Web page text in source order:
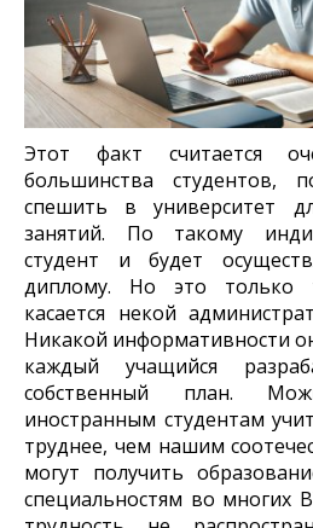
Этот факт считается
большинства студентов,
спешить в университет
занятий. По такому
студент и будет
диплому. Но это только
касается некой
Никакой информативности
каждый учащийся
собственный план.
иностранным студентам
труднее, чем нашим
могут получить
специальностям во многих